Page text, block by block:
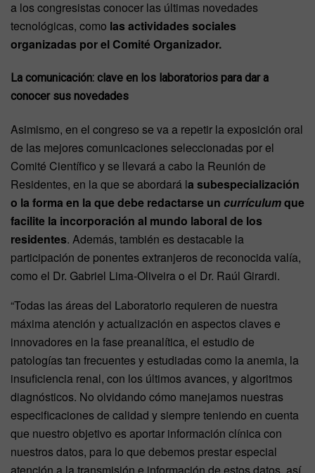
a los congresistas conocer las últimas novedades
tecnológicas, como las actividades sociales
organizadas por el Comité Organizador.
La comunicación: clave en los laboratorios para dar a
conocer sus novedades
Asimismo, en el congreso se va a repetir la exposición oral
de las mejores comunicaciones seleccionadas por el
Comité Científico y se llevará a cabo la Reunión de
Residentes, en la que se abordará la subespecialización
o la forma en la que debe redactarse un currículumque
facilite la incorporación al mundo laboral de los
residentes. Además, también es destacable la
participación de ponentes extranjeros de reconocida valía,
como el Dr. Gabriel Lima-Oliveira o el Dr. Raúl Girardi.
“Todas las áreas del Laboratorio requieren de nuestra
máxima atención y actualización en aspectos claves e
innovadores en la fase preanalítica, el estudio de
patologías tan frecuentes y estudiadas como la anemia, la
insuficiencia renal, con los últimos avances, y algoritmos
diagnósticos. No olvidando cómo manejamos nuestras
especificaciones de calidad y siempre teniendo en cuenta
que nuestro objetivo es aportar información clínica con
nuestros datos, para lo que debemos prestar especial